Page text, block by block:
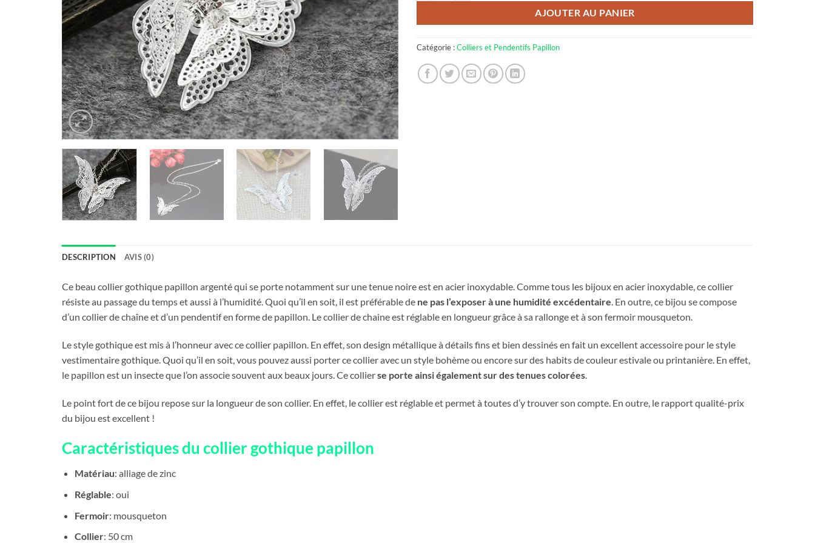
AJOUTER AU PANIER
Catégorie :Colliers et Pendentifs Papillon
DESCRIPTION AVIS (0)
Ce beau collier gothique papillon argenté qui se porte notamment sur une tenue noire est en acier inoxydable. Comme tous les bijoux en acier inoxydable, ce collier
résiste au passage du temps et aussi à l’humidité. Quoi qu’il en soit, il est préférable de ne pas l’exposer à une humidité excédentaire. En outre, ce bijou se compose
d’un collier de chaîne et d’un pendentif en forme de papillon. Le collier de chaine est réglable en longueur grâce à sa rallonge et à son fermoir mousqueton.
Le style gothique est mis à l’honneur avec ce collier papillon. En effet, son design métallique à détails fins et bien dessinés en fait un excellent accessoire pour le style
vestimentaire gothique. Quoi qu’il en soit, vous pouvez aussi porter ce collier avec un style bohème ou encore sur des habits de couleur estivale ou printanière. En effet,
le papillon est un insecte que l’on associe souvent aux beaux jours. Ce collierse porte ainsi également sur des tenues colorées.
Le point fort de ce bijou repose sur la longueur de son collier. En effet, le collier est réglable et permet à toutes d’y trouver son compte. En outre, le rapport qualité-prix
du bijou est excellent !
Caractéristiques du collier gothique papillon
Matériau: alliage de zinc
Réglable: oui
Fermoir: mousqueton
Collier: 50 cm